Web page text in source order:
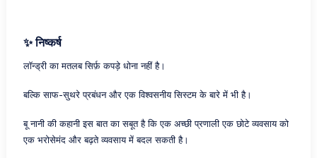
✨ निष्कर्ष
लॉन्ड्री का मतलब सिर्फ़ कपड़े धोना नहीं है।
बल्कि साफ-सुथरे प्रबंधन और एक विश्वसनीय सिस्टम के बारे में भी है।
बू नानी की कहानी इस बात का सबूत है कि एक अच्छी प्रणाली एक छोटे व्यवसाय को
एक भरोसेमंद और बढ़ते व्यवसाय में बदल सकती है।